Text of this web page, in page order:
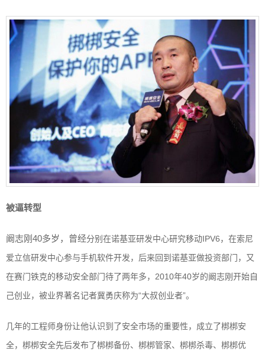
被逼转型
阚志刚40多岁，曾经分别在诺基亚研发中心研究移动IPV6，在索尼
爱立信研发中心参与手机软件开发，后来回到诺基亚做投资部门，又
在赛门铁克的移动安全部门待了两年多，2010年40岁的阚志刚开始自
己创业，被业界著名记者冀勇庆称为“大叔创业者”。
几年的工程师身份让他认识到了安全市场的重要性，成立了梆梆安
全，梆梆安全先后发布了梆梆备份、梆梆管家、梆梆杀毒、梆梆优